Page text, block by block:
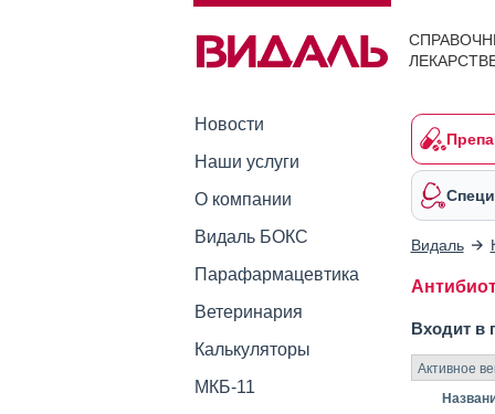
Новости
Наши услуги
О компании
Видаль БОКС
Парафармацевтика
Ветеринария
Калькуляторы
МКБ-11
Видаль
Входит в
Активное